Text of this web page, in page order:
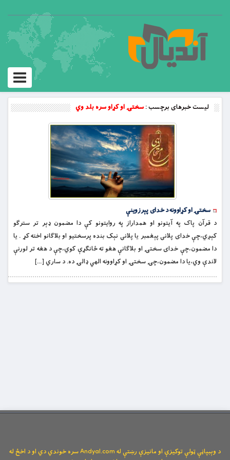
Toggle
لیست خبرهای برچسب :سختۍ او کړاو سره بلد وي
سختۍ او کړاوونه د خدای پېرزوینې
د قرآن پاک په آیتونو او همداراز په روایتونو کې دا مضمون ډېر تر سترګو
کېږي،چې خدای پلانی پېغمبر یا پلانی نېک بنده پرسختیو او بلاګانو اخته کړ . یا
دا مضمون،چې خدای سختۍ او بلاګانې هغو ته ځانګړې کوي،چې د هغه تر لورنې
لاندې وي،یا دا مضمون،چۍ سختۍ او کړاوونه الهي ډالۍ ده. د ساري […]
د وېبپاڼې ټولې توکیزې او مانیزې رښتې له Andyal.com سره خوندي دي او د اخځ له